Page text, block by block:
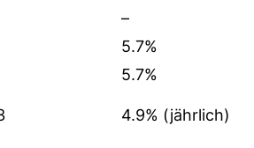
–
5.7%
5.7%
4.9% (jährlich)